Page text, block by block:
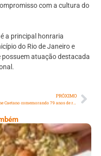
com a cultura do
a principal honraria
do Rio de Janeiro e
possuem atuação destacada
PRÓXIMO
Ivone Caetano comemorando 79 anos de representatividade